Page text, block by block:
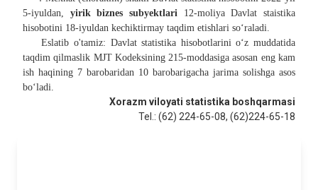
5-iyuldan, yirik biznes subyektlari 12-moliya Davlat staistika
hisobotini 18-iyuldan kechiktirmay taqdim etishlari soʻraladi.
Eslatib o'tamiz: Davlat statistika hisobotlarini oʻz muddatida
taqdim qilmaslik MJT Kodeksining 215-moddasiga asosan eng kam
ish haqining 7 barobaridan 10 barobarigacha jarima solishga asos
boʻladi.
Xorazm viloyati statistika boshqarmasi
Tel.: (62) 224-65-08, (62)224-65-18